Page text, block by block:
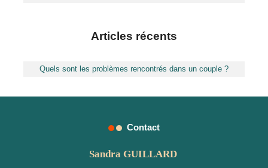
Articles récents
Quels sont les problèmes rencontrés dans un couple ?
  Contact
Sandra GUILLARD